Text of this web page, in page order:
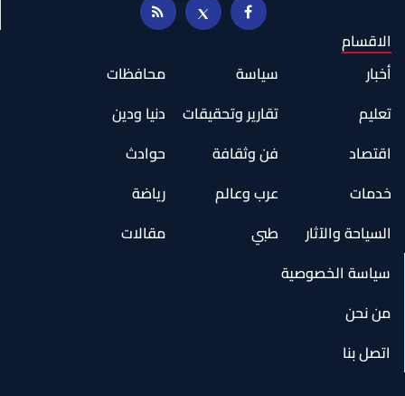
الاقسام
أخبار
سياسة
محافظات
تعليم
تقارير وتحقيقات
دنيا ودين
اقتصاد
فن وثقافة
حوادث
خدمات
عرب وعالم
رياضة
السياحة والآثار
طبي
مقالات
سياسة الخصوصية
من نحن
اتصل بنا